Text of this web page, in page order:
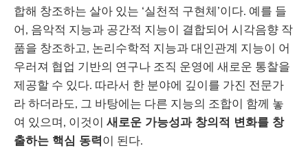
합해 창조하는 살아 있는 ‘실천적 구현체’이다. 예를 들
어, 음악적 지능과 공간적 지능이 결합되어 시각음향 작
품을 창조하고, 논리수학적 지능과 대인관계 지능이 어
우러져 협업 기반의 연구나 조직 운영에 새로운 통찰을
제공할 수 있다. 따라서 한 분야에 깊이를 가진 전문가
라 하더라도, 그 바탕에는 다른 지능의 조합이 함께 놓
여 있으며, 이것이 새로운 가능성과 창의적 변화를 창
출하는 핵심 동력이 된다.